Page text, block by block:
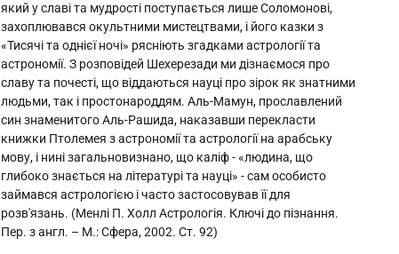
який у славі та мудрості поступається лише Соломонові,
захоплювався окультними мистецтвами, і його казки з
«Тисячі та однієї ночі» рясніють згадками астрології та
астрономії. З розповідей Шехерезади ми дізнаємося про
славу та почесті, що віддаються науці про зірок як знатними
людьми, так і простонароддям. Аль-Мамун, прославлений
син знаменитого Аль-Рашида, наказавши перекласти
книжки Птолемея з астрономії та астрології на арабську
мову, і нині загальновизнано, що каліф - «людина, що
глибоко знається на літературі та науці» - сам особисто
займався астрологією і часто застосовував її для
розв'язань. (Менлі П. Холл Астрологія. Ключі до пізнання.
Пер. з англ. – М.: Сфера, 2002. Ст. 92)